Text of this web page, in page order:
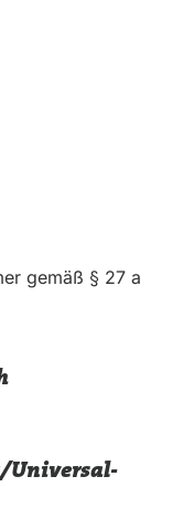
gemäß § 27 a
Universal­